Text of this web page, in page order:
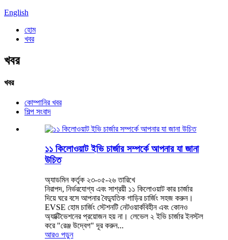
English
হোম
খবর
খবর
খবর
কোম্পানির খবর
শিল্প সংবাদ
১১ কিলোওয়াট ইভি চার্জার সম্পর্কে আপনার যা জানা
উচিত
অ্যাডমিন কর্তৃক ২৩-০৫-২৬ তারিখে
নিরাপদ, নির্ভরযোগ্য এবং সাশ্রয়ী ১১ কিলোওয়াট কার চার্জার
দিয়ে ঘরে বসে আপনার বৈদ্যুতিক গাড়ির চার্জিং সহজ করুন।
EVSE হোম চার্জিং স্টেশনটি নেটওয়ার্কবিহীন এবং কোনও
অ্যাক্টিভেশনের প্রয়োজন হয় না। লেভেল ২ ইভি চার্জার ইনস্টল
করে "রেঞ্জ উদ্বেগ" দূর করুন...
আরও পড়ুন